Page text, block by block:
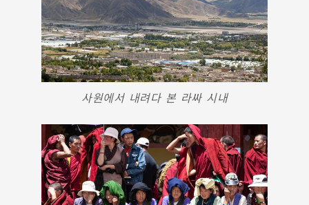
사원에서 내려다 본 라싸 시내